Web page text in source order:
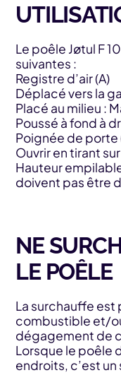
Le poêle Jøtul F
suivantes :
Registre d’air (A)
Déplacé vers la
Placé au milieu :
Poussé à fond à
Poignée de porte
Ouvrir en tirant
Hauteur
doivent pas être
NE
LE POÊLE
La surchauffe est
combustible et/
dégagement de
Lorsque le poêle
endroits, c’est